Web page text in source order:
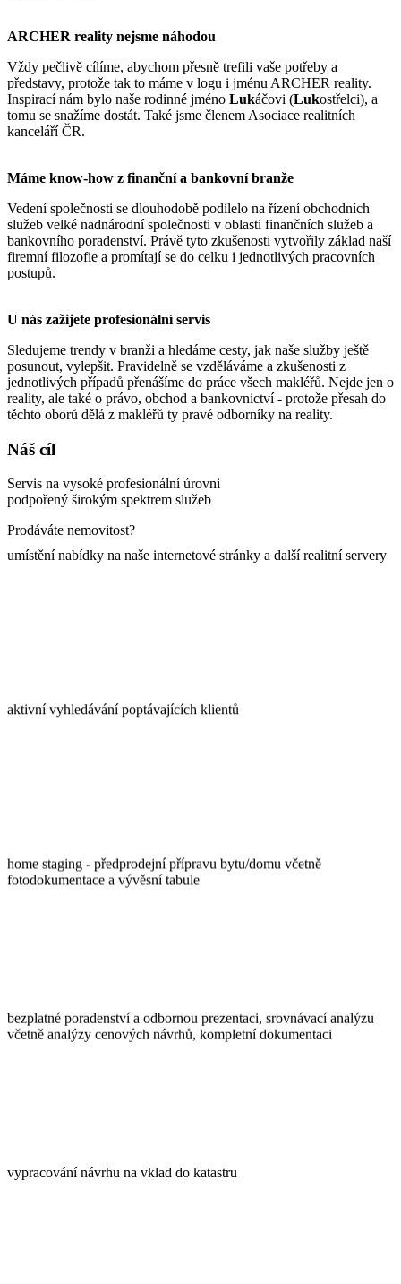
ARCHER reality nejsme náhodou
Vždy pečlivě cílíme, abychom přesně trefili vaše potřeby a
představy, protože tak to máme v logu i jménu ARCHER reality.
Inspirací nám bylo naše rodinné jméno Lukáčovi (Lukostřelci), a
tomu se snažíme dostát. Také jsme členem Asociace realitních
kanceláří ČR.
Máme know-how z finanční a bankovní branže
Vedení společnosti se dlouhodobě podílelo na řízení obchodních
služeb velké nadnárodní společnosti v oblasti finančních služeb a
bankovního poradenství. Právě tyto zkušenosti vytvořily základ naší
firemní filozofie a promítají se do celku i jednotlivých pracovních
postupů.
U nás zažijete profesionální servis
Sledujeme trendy v branži a hledáme cesty, jak naše služby ještě
posunout, vylepšit. Pravidelně se vzděláváme a zkušenosti z
jednotlivých případů přenášíme do práce všech makléřů. Nejde jen o
reality, ale také o právo, obchod a bankovnictví - protože přesah do
těchto oborů dělá z makléřů ty pravé odborníky na reality.
Náš cíl
Servis na vysoké profesionální úrovni
podpořený širokým spektrem služeb
Prodáváte nemovitost?
umístění nabídky na naše internetové stránky a další realitní servery
aktivní vyhledávání poptávajících klientů
home staging - předprodejní přípravu bytu/domu včetně
fotodokumentace a vývěsní tabule
bezplatné poradenství a odbornou prezentaci, srovnávací analýzu
včetně analýzy cenových návrhů, kompletní dokumentaci
vypracování návrhu na vklad do katastru